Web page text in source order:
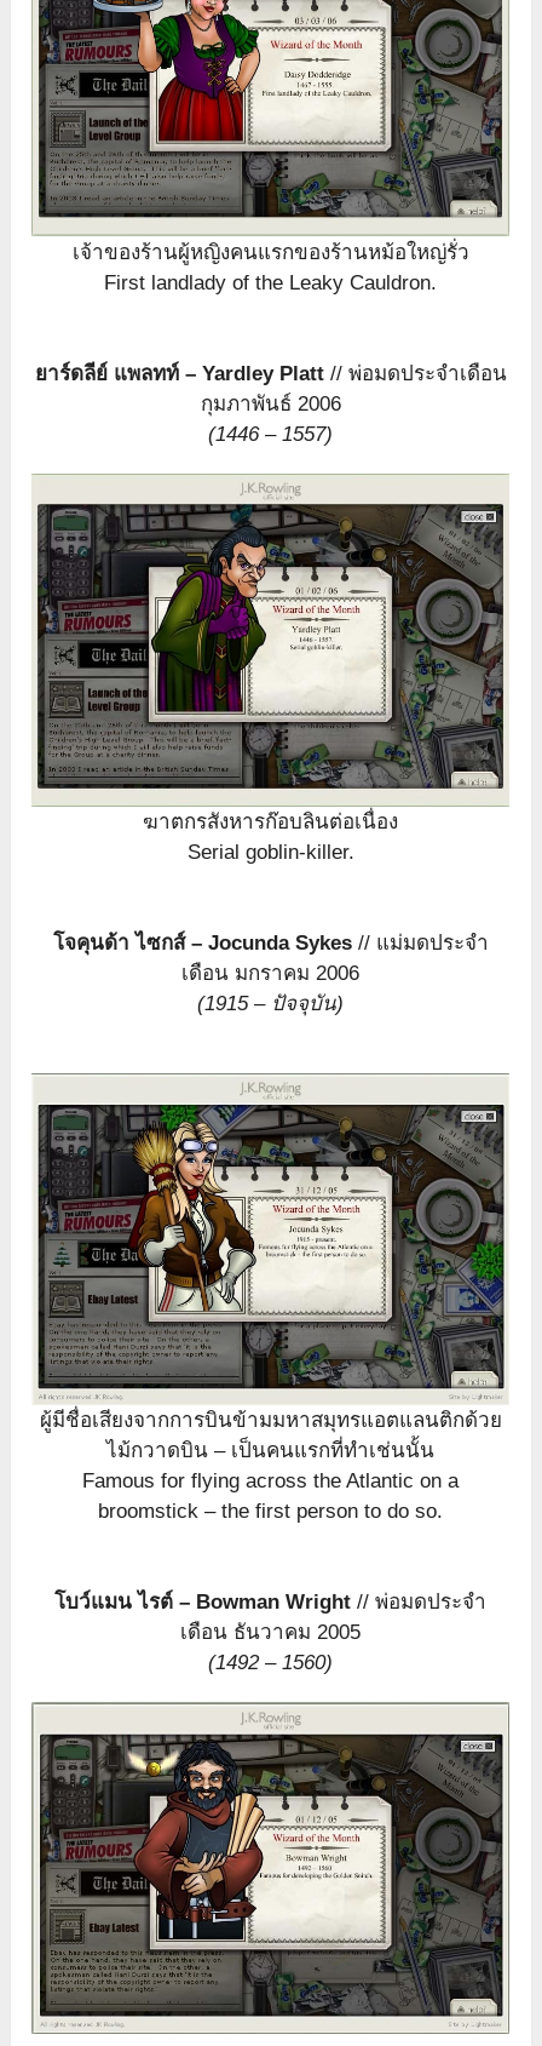
เจ้าของร้านผู้หญิงคนแรกของร้านหม้อใหญ่รั่ว
First landlady of the Leaky Cauldron.
ยาร์ดลีย์ แพลทท์ – Yardley Platt// พ่อมดประจำเดือน
กุมภาพันธ์ 2006
(1446 – 1557)
ฆาตกรสังหารก๊อบลินต่อเนื่อง
Serial goblin-killer.
โจคุนด้า ไซกส์ – Jocunda Sykes// แม่มดประจำ
เดือน มกราคม 2006
(1915 – ปัจจุบัน)
ผู้มีชื่อเสียงจากการบินข้ามมหาสมุทรแอตแลนติกด้วย
ไม้กวาดบิน – เป็นคนแรกที่ทำเช่นนั้น
Famous for flying across the Atlantic on a
broomstick – the first person to do so.
โบว์แมน ไรต์ – Bowman Wright // พ่อมดประจำ
เดือน ธันวาคม 2005
(1492 – 1560)